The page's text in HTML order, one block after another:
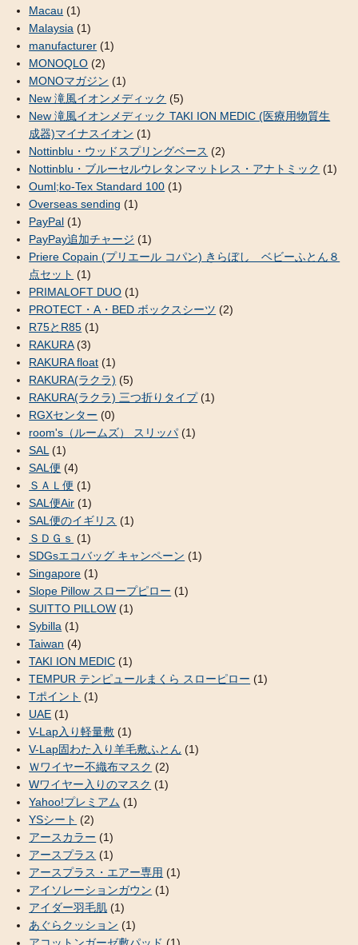
Macau (1)
Malaysia (1)
manufacturer (1)
MONOQLO (2)
MONOマガジン (1)
New 滝風イオンメディック (5)
New 滝風イオンメディック TAKI ION MEDIC (医療用物質生
成器)マイナスイオン (1)
Nottinblu・ウッドスプリングベース (2)
Nottinblu・ブルーセルウレタンマットレス・アナトミック (1)
Ouml;ko-Tex Standard 100 (1)
Overseas sending (1)
PayPal (1)
PayPay追加チャージ (1)
Priere Copain (プリエール コパン) きらぼし ベビーふとん８
点セット (1)
PRIMALOFT DUO (1)
PROTECT・A・BED ボックスシーツ (2)
R75とR85 (1)
RAKURA(3)
RAKURA float (1)
RAKURA(ラクラ) (5)
RAKURA(ラクラ) 三つ折りタイプ(1)
RGXセンター (0)
room's（ルームズ） スリッパ (1)
SAL (1)
SAL便 (4)
ＳＡＬ便 (1)
SAL便Air (1)
SAL便のイギリス (1)
ＳＤＧｓ (1)
SDGsエコバッグ キャンペーン (1)
Singapore (1)
Slope Pillow スロープピロー (1)
SUITTO PILLOW (1)
Sybilla (1)
Taiwan (4)
TAKI ION MEDIC (1)
TEMPUR テンピュールまくら スローピロー (1)
Tポイント (1)
UAE (1)
V-Lap入り軽量敷 (1)
V-Lap固わた入り羊毛敷ふとん (1)
Ｗワイヤー不織布マスク (2)
Wワイヤー入りのマスク (1)
Yahoo!プレミアム (1)
YSシート (2)
アースカラー (1)
アースプラス (1)
アースプラス・エアー専用 (1)
アイソレーションガウン (1)
アイダー羽毛肌 (1)
あぐらクッション (1)